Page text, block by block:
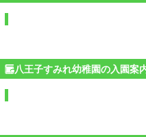
八王子すみれ幼稚園の入園案